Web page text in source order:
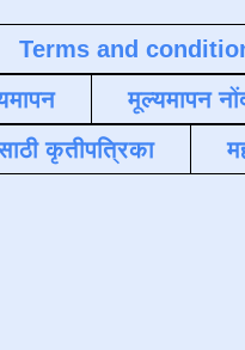
Terms and
मूल्यमापन
कृतीपत्रिका